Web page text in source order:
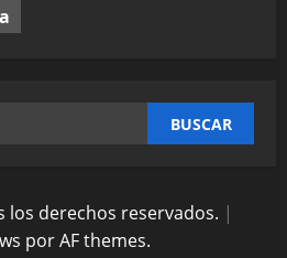
los derechos reservados. |
por AF themes.